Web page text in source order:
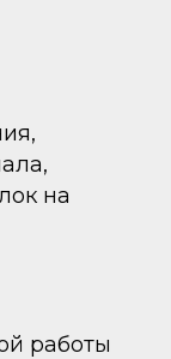
на
работы